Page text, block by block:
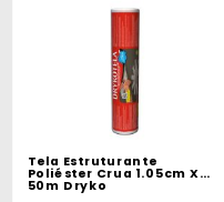
Tela Estruturante
Poliéster Crua 1.05cm X
50m Dryko